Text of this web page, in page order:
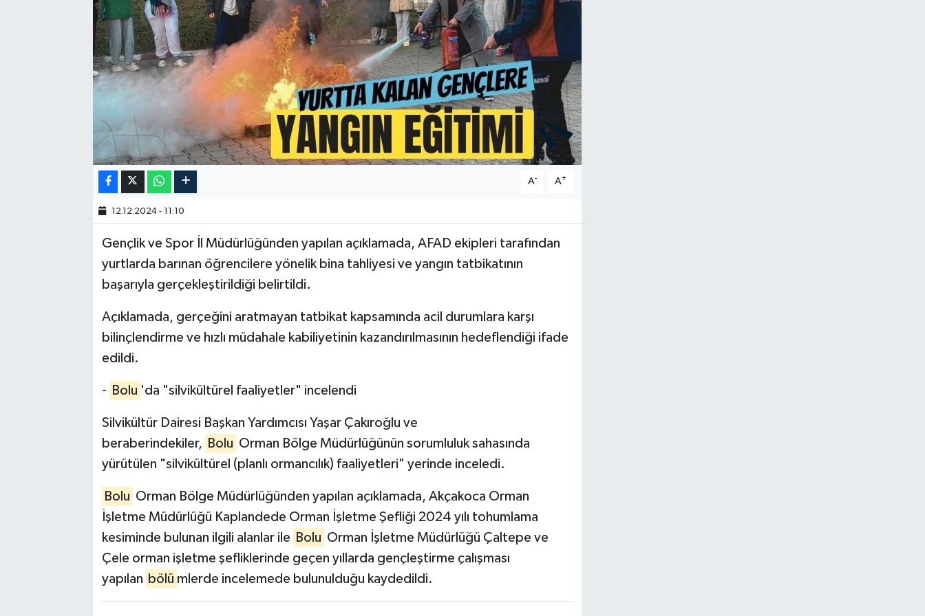
A- A+
12.12.2024 - 11:10
Gençlik ve Spor İl Müdürlüğünden yapılan açıklamada, AFAD ekipleri tarafından
yurtlarda barınan öğrencilere yönelik bina tahliyesi ve yangın tatbikatının
başarıyla gerçekleştirildiği belirtildi.
Açıklamada, gerçeğini aratmayan tatbikat kapsamında acil durumlara karşı
bilinçlendirme ve hızlı müdahale kabiliyetinin kazandırılmasının hedeflendiği ifade
edildi.
- Bolu 'da "silvikültürel faaliyetler" incelendi
Silvikültür Dairesi Başkan Yardımcısı Yaşar Çakıroğlu ve
beraberindekiler, Bolu Orman Bölge Müdürlüğünün sorumluluk sahasında
yürütülen "silvikültürel (planlı ormancılık) faaliyetleri" yerinde inceledi.
Bolu Orman Bölge Müdürlüğünden yapılan açıklamada, Akçakoca Orman
İşletme Müdürlüğü Kaplandede Orman İşletme Şefliği 2024 yılı tohumlama
kesiminde bulunan ilgili alanlar ile Bolu Orman İşletme Müdürlüğü Çaltepe ve
Çele orman işletme şefliklerinde geçen yıllarda gençleştirme çalışması
yapılan bölü mlerde incelemede bulunulduğu kaydedildi.